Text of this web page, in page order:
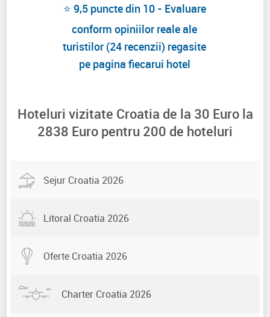
⭐ 9,5 puncte din 10 - Evaluare
conform opiniilor reale ale
turistilor (24 recenzii) regasite
pe pagina fiecarui hotel
Hoteluri vizitate Croatia de la 30 Euro la
2838 Euro pentru 200 de hoteluri
Sejur Croatia 2026
Litoral Croatia 2026
Oferte Croatia 2026
Charter Croatia 2026